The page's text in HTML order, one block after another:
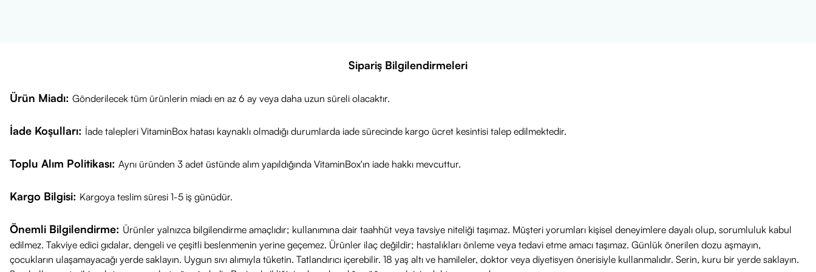
Lezzetli ve ferahlatıcı karpuz aromasıyla her antrenmanı keyfe dönüştürün.
Bigjoy Predator Watermelon Flavor 510 gr ile güçlü bir performans sergileyin, hedeflerinize daha hızlı
ulaşın ve her antrenmandan sonra daha hızlı toparlanın!
Sipariş Bilgilendirmeleri
Ürün Miadı: Gönderilecek tüm ürünlerin miadı en az 6 ay veya daha uzun süreli olacaktır.
İade Koşulları: İade talepleri VitaminBox hatası kaynaklı olmadığı durumlarda iade sürecinde kargo ücret kesintisi talep edilmektedir.
Toplu Alım Politikası: Aynı üründen 3 adet üstünde alım yapıldığında VitaminBox'ın iade hakkı mevcuttur.
Kargo Bilgisi: Kargoya teslim süresi 1-5 iş günüdür.
Önemli Bilgilendirme: Ürünler yalnızca bilgilendirme amaçlıdır; kullanımına dair taahhüt veya tavsiye niteliği taşımaz. Müşteri yorumları kişisel deneyimlere dayalı olup, sorumluluk kabul
edilmez. Takviye edici gıdalar, dengeli ve çeşitli beslenmenin yerine geçemez. Ürünler ilaç değildir; hastalıkları önleme veya tedavi etme amacı taşımaz. Günlük önerilen dozu aşmayın,
çocukların ulaşamayacağı yerde saklayın. Uygun sıvı alımıyla tüketin. Tatlandırıcı içerebilir. 18 yaş altı ve hamileler, doktor veya diyetisyen önerisiyle kullanmalıdır. Serin, kuru bir yerde saklayın.